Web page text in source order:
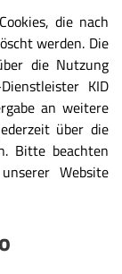
die nach
werden. Die
die Nutzung
KID
an weitere
über die
Bitte beachten
Website